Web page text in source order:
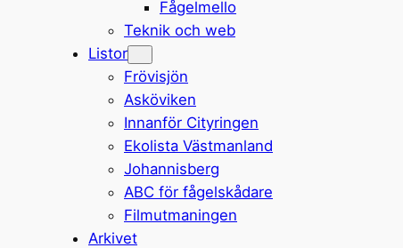
Fågelmello
Teknik och web
Listor
Frövisjön
Asköviken
Innanför Cityringen
Ekolista Västmanland
Johannisberg
ABC för fågelskådare
Filmutmaningen
Arkivet